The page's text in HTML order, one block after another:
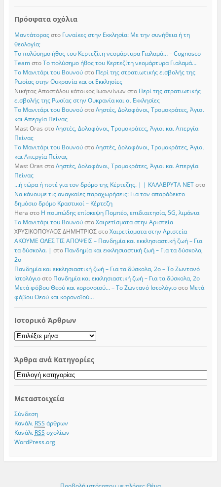
Πρόσφατα σχόλια
Μαντάτοραςστο Γυναίκες στην Εκκλησία: Με την συνήθεια ή τη
θεολογία;
Το πολύσημο ήθος του Κερτεζίτη νεομάρτυρα Γιαλαμά… – Cognosco
TeamστοΤο πολύσημο ήθος του Κερτεζίτη νεομάρτυρα Γιαλαμά…
Το Μανιτάρι του Βουνούστο Περί της στρατιωτικής εισβολής της
Ρωσίας στην Ουκρανία και οι Εκκλησίες
Νικήτας Αποστόλου κάτοικος Ιωαννίνων στο Περί της στρατιωτικής
εισβολής της Ρωσίας στην Ουκρανία και οι Εκκλησίες
Το Μανιτάρι του ΒουνούστοΛηστές, Δολοφόνοι, Τρομοκράτες, Άγιοι
και Απεργία Πείνας
Mast Oras στοΛηστές, Δολοφόνοι, Τρομοκράτες, Άγιοι και Απεργία
Πείνας
Το Μανιτάρι του ΒουνούστοΛηστές, Δολοφόνοι, Τρομοκράτες, Άγιοι
και Απεργία Πείνας
Mast Oras στοΛηστές, Δολοφόνοι, Τρομοκράτες, Άγιοι και Απεργία
Πείνας
…ή τώρα ή ποτέ για τον δρόμο της Κέρτεζης. | | ΚΑΛΑΒΡΥΤΑ ΝΕΤστο
Να κάνουμε τις αναγκαίες παραχωρήσεις: Για τον απαράδεκτο
δημόσιο δρόμο Κραστικοί – Κέρτεζη
Hera στο Η πομπώδης επίσκεψη Πομπέο, επιδιαιτησία, 5G, λιμάνια
Το Μανιτάρι του ΒουνούστοΧαιρετίσματα στην Αριστεία
ΧΡΥΣΙΚΟΠΟΥΛΟΣ ΔΗΜΗΤΡΙΟΣστοΧαιρετίσματα στην Αριστεία
ΑΚΟΥΜΕ ΟΛΕΣ ΤΙΣ ΑΠΟΨΕΙΣ – Πανδημία και εκκλησιαστική ζωή – Για
τα δύσκολα. | στο Πανδημία και εκκλησιαστική ζωή – Για τα δύσκολα,
2ο
Πανδημία και εκκλησιαστική ζωή – Για τα δύσκολα, 2ο – Το Zωντανό
Iστολόγιοστο Πανδημία και εκκλησιαστική ζωή – Για τα δύσκολα, 2ο
Μετά φόβου Θεού και κορονοϊού… – Το Zωντανό Iστολόγιοστο Μετά
φόβου Θεού και κορονοϊού…
Ιστορικό Άρθρων
Ιστορικό
Άρθρων
Άρθρα ανά Κατηγορίες
Άρθρα
ανά
Μεταστοιχεία
Σύνδεση
Κανάλι RSS άρθρων
Κανάλι RSS σχολίων
WordPress.org